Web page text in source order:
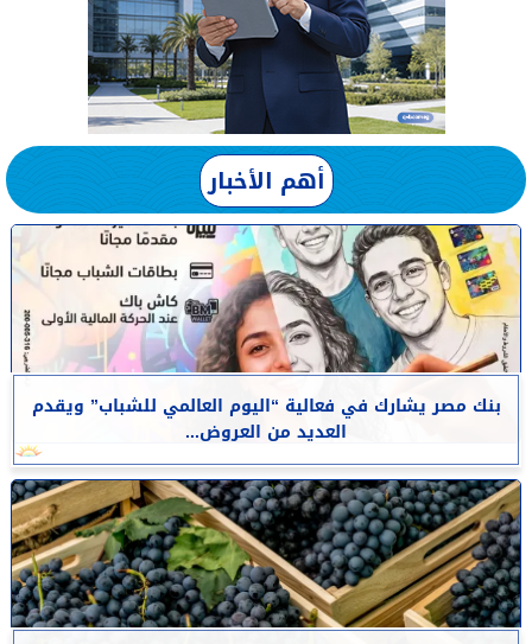
أهم الأخبار
بنك مصر يشارك في فعالية “اليوم العالمي للشباب” ويقدم
العديد من العروض...